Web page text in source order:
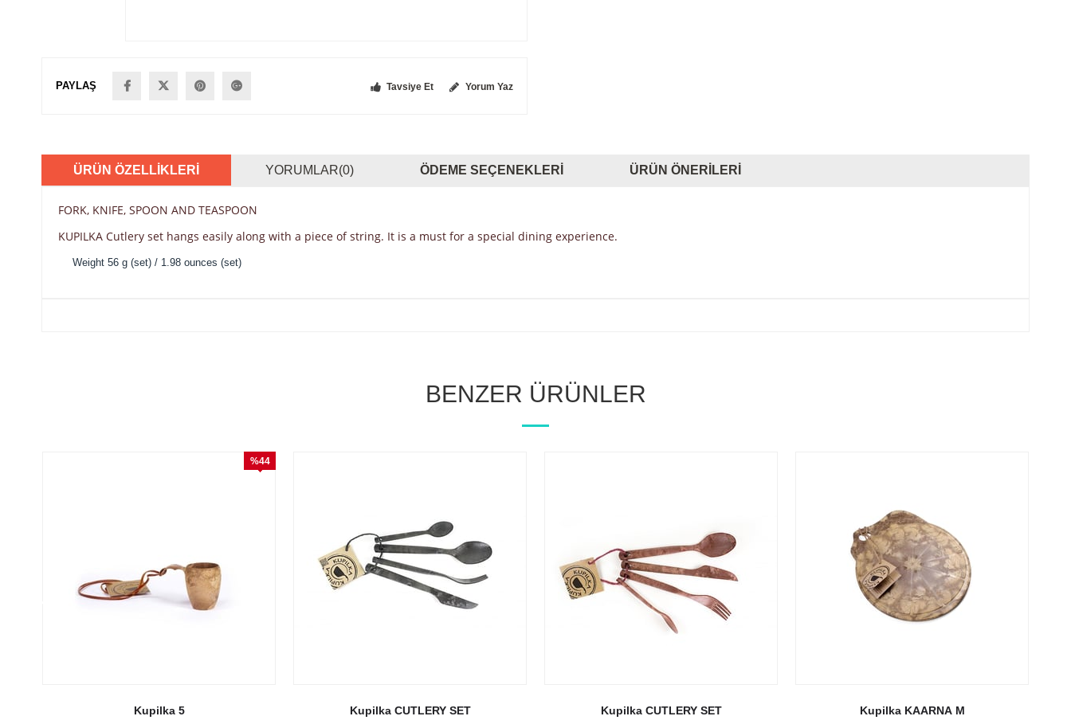
PAYLAŞ Tavsiye Et Yorum Yaz
ÜRÜN ÖZELLIKLERI YORUMLAR(0) ÖDEME SEÇENEKLERI ÜRÜN ÖNERILERI
FORK, KNIFE, SPOON AND TEASPOON
KUPILKA Cutlery set hangs easily along with a piece of string. It is a must for a special dining experience.
Weight 56 g (set) / 1.98 ounces (set)
BENZER ÜRÜNLER
Kupilka 5
%44
Kupilka CUTLERY SET Kupilka CUTLERY SET Kupilka KAARNA M